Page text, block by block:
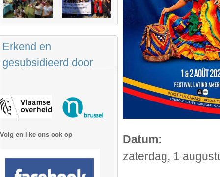
Datum:
zaterdag, 1
Erkend en
gesubsidieerd door
Volg en like ons ook op